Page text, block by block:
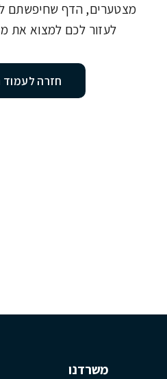
מצטערים, הדף שחיפשתם
לעזור לכם למצוא את
חזרה לעמוד
משרדנו